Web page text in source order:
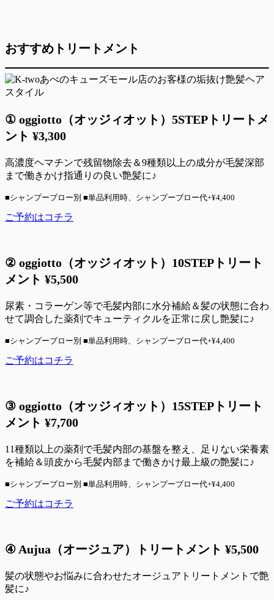
おすすめトリートメント
① oggiotto（オッジィオット）5STEPトリートメ
ント ¥3,300
高濃度ヘマチンで残留物除去＆9種類以上の成分が毛髪深部
まで働きかけ指通りの良い艶髪に♪
■シャンプーブロー別 ■単品利用時、シャンプーブロー代+¥4,400
ご予約はコチラ
② oggiotto（オッジィオット） 10STEP トリート
メント ¥5,500
尿素・コラーゲン等で毛髪内部に水分補給＆髪の状態に合わ
せて調合した薬剤でキューティクルを正常に戻し艶髪に♪
■シャンプーブロー別 ■単品利用時、シャンプーブロー代+¥4,400
ご予約はコチラ
③ oggiotto（オッジィオット） 15STEP トリート
メント ¥7,700
11種類以上の薬剤で毛髪内部の基盤を整え、足りない栄養素
を補給＆頭皮から毛髪内部まで働きかけ最上級の艶髪に♪
■シャンプーブロー別 ■単品利用時、シャンプーブロー代+¥4,400
ご予約はコチラ
④ Aujua（オージュア）トリートメント ¥5,500
髪の状態やお悩みに合わせたオージュアトリートメントで艶
髪に♪